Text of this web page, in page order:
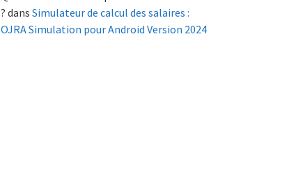
? dansSimulateur de calcul des salaires :
OJRA Simulation pour Android Version 2024